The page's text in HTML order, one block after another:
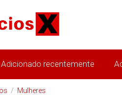
Adicionado recentemente
/ Mulheres